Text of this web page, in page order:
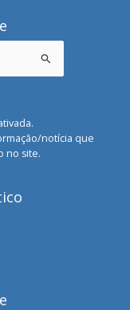
notícia que
no site.